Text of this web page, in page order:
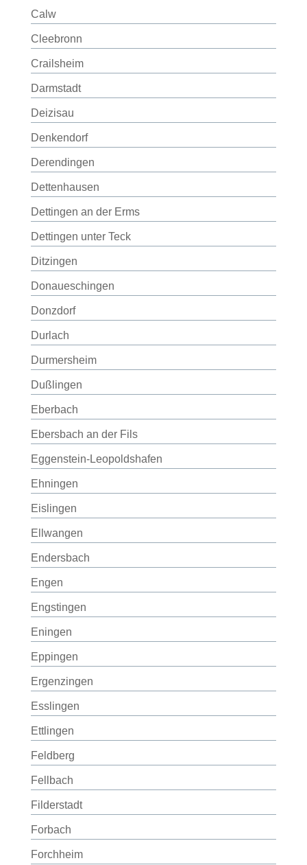
Calw
Cleebronn
Crailsheim
Darmstadt
Deizisau
Denkendorf
Derendingen
Dettenhausen
Dettingen an der Erms
Dettingen unter Teck
Ditzingen
Donaueschingen
Donzdorf
Durlach
Durmersheim
Dußlingen
Eberbach
Ebersbach an der Fils
Eggenstein-Leopoldshafen
Ehningen
Eislingen
Ellwangen
Endersbach
Engen
Engstingen
Eningen
Eppingen
Ergenzingen
Esslingen
Ettlingen
Feldberg
Fellbach
Filderstadt
Forbach
Forchheim